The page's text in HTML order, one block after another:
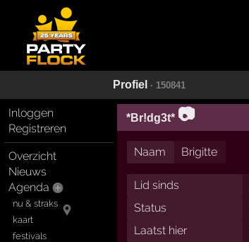
Profiel · 150841
Inloggen
Registreren
Overzicht
Nieuws
Agenda
nu & straks
kaart
festivals
*Br!dg3t* 📷
Naam Brigitte
Lid sinds
Status
Laatst hier